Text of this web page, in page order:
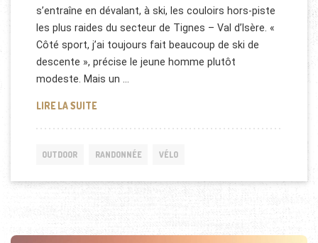
s’entraîne en dévalant, à ski, les couloirs hors-piste
les plus raides du secteur de Tignes – Val d’Isère. «
Côté sport, j’ai toujours fait beaucoup de ski de
descente », précise le jeune homme plutôt
modeste. Mais un …
LIRE LA SUITEUN ALSACIEN VEUT FAIRE LE MONDE À VÉLO
OUTDOOR RANDONNÉE VÉLO